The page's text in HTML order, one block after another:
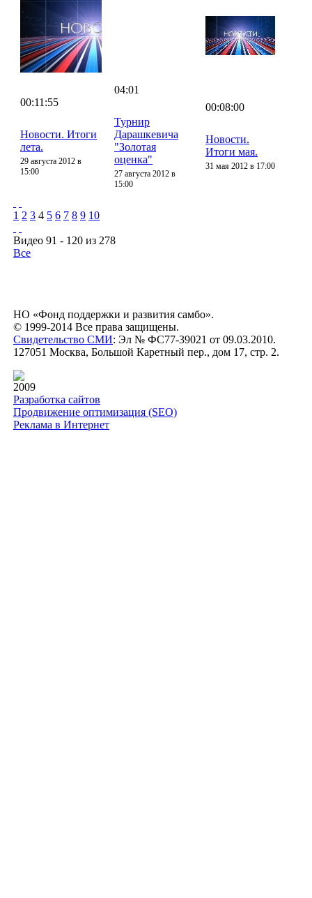
00:11:55
Новости. Итоги
лета.
29 августа 2012 в
15:00
04:01
Турнир
Дарашкевича
"Золотая
оценка"
27 августа 2012 в
15:00
00:08:00
Новости.
Итоги мая.
31 мая 2012 в 17:00
1 2 3 4 5 6 7 8 9 10
Видео 91 - 120 из 278
Все
НО «Фонд поддержки и развития самбо».
© 1999-2014 Все права защищены.
Свидетельство СМИ: Эл № ФС77-39021 от 09.03.2010.
127051 Москва, Большой Каретный пер., дом 17, стр. 2.
2009
Разработка сайтов
Продвижение оптимизация (SEO)
Реклама в Интернет